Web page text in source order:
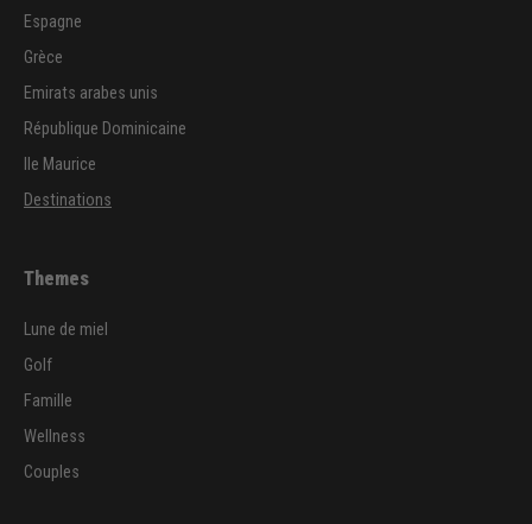
Espagne
Grèce
Emirats arabes unis
République Dominicaine
Ile Maurice
Destinations
Themes
Lune de miel
Golf
Famille
Wellness
Couples